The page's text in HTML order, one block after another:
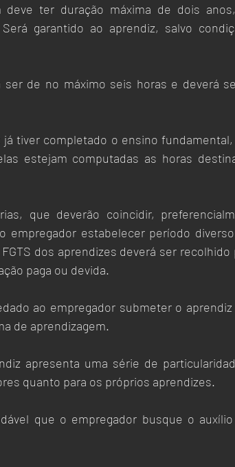
deve ter duração máxima de dois
garantido ao aprendiz, salvo
ser de no máximo seis horas e deverá
tiver completado o ensino
estejam computadas as horas
que deverão coincidir,
empregador estabelecer período
dos aprendizes deverá ser
paga ou devida.
ao empregador submeter o
de aprendizagem.
apresenta uma série de
quanto para os próprios aprendizes.
que o empregador busque o